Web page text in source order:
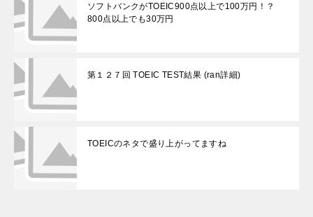
ソフトバンクがTOEIC900点以上で100万円！？
800点以上でも30万円
第１２７回 TOEIC TEST結果 (ran詳細)
TOEICのネタで盛り上がってますね